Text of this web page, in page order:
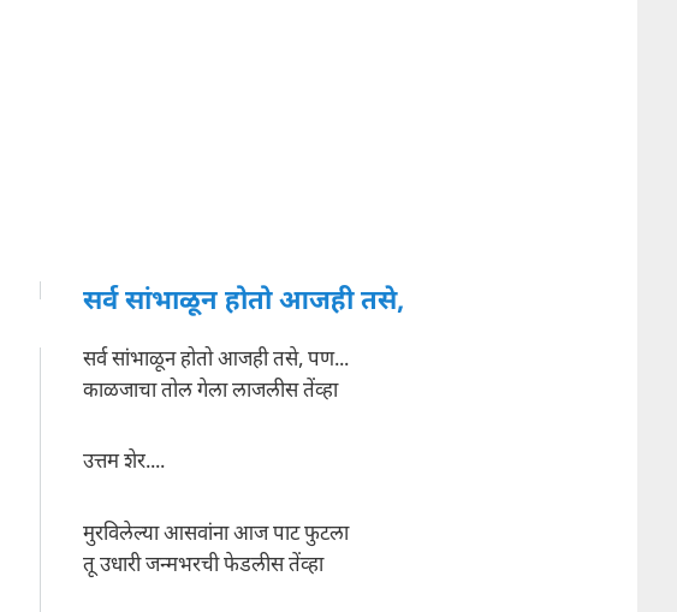
सर्व सांभाळून होतो आजही तसे,
सर्व सांभाळून होतो आजही तसे, पण...
काळजाचा तोल गेला लाजलीस तेंव्हा
उत्तम शेर....
मुरविलेल्या आसवांना आज पाट फुटला
तू उधारी जन्मभरची फेडलीस तेंव्हा